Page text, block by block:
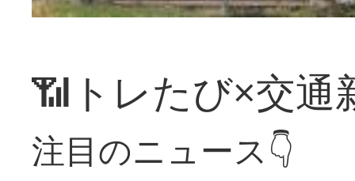
📶トレたび×交通
注目のニュース👇